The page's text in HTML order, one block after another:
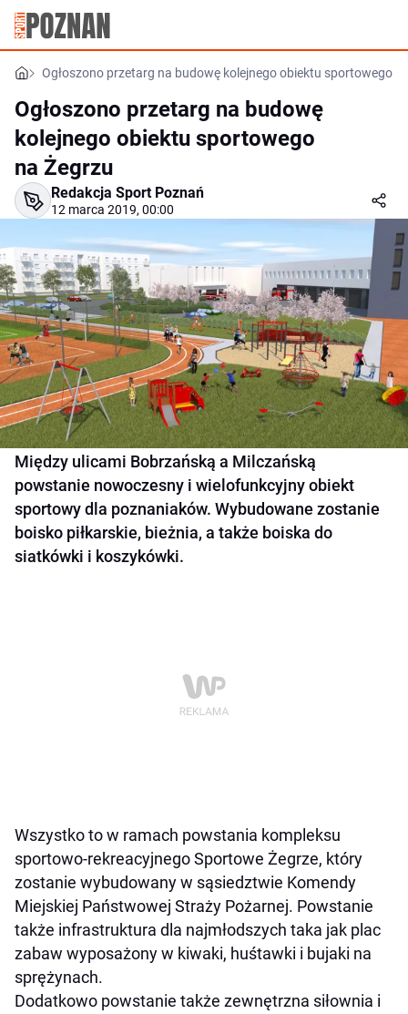
Ogłoszono przetarg na budowę kolejnego obiektu sportowego
Ogłoszono przetarg na budowę
kolejnego obiektu sportowego
na Żegrzu
Redakcja Sport Poznań
12 marca 2019, 00:00
Między ulicami Bobrzańską a Milczańską
powstanie nowoczesny i wielofunkcyjny obiekt
sportowy dla poznaniaków. Wybudowane zostanie
boisko piłkarskie, bieżnia, a także boiska do
siatkówki i koszykówki.
Wszystko to w ramach powstania kompleksu
sportowo-rekreacyjnego Sportowe Żegrze, który
zostanie wybudowany w sąsiedztwie Komendy
Miejskiej Państwowej Straży Pożarnej. Powstanie
także infrastruktura dla najmłodszych taka jak plac
zabaw wyposażony w kiwaki, huśtawki i bujaki na
sprężynach.
Dodatkowo powstanie także zewnętrzna siłownia i